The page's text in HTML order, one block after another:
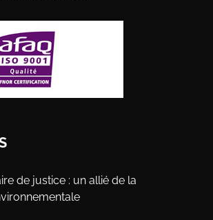
de justice : un allié de la